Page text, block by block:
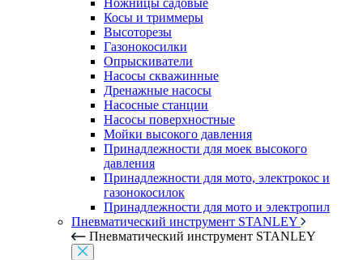
Ножницы садовые
Косы и триммеры
Высоторезы
Газонокосилки
Опрыскиватели
Насосы скважинные
Дренажные насосы
Насосные станции
Насосы поверхностные
Мойки высокого давления
Принадлежности для моек высокого
давления
Принадлежности для мото, электрокос и
газонокосилок
Принадлежности для мото и электропил
Пневматический инструмент STANLEY
Пневматический инструмент STANLEY